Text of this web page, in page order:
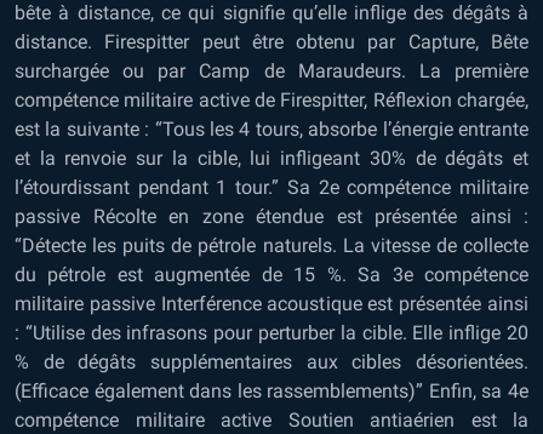
bête à distance, ce qui signifie qu’elle inflige des dégâts à
distance. Firespitter peut être obtenu par Capture, Bête
surchargée ou par Camp de Maraudeurs. La première
compétence militaire active de Firespitter, Réflexion chargée,
est la suivante : “Tous les 4 tours, absorbe l’énergie entrante
et la renvoie sur la cible, lui infligeant 30% de dégâts et
l’étourdissant pendant 1 tour.” Sa 2e compétence militaire
passive Récolte en zone étendue est présentée ainsi :
“Détecte les puits de pétrole naturels. La vitesse de collecte
du pétrole est augmentée de 15 %. Sa 3e compétence
militaire passive Interférence acoustique est présentée ainsi
: “Utilise des infrasons pour perturber la cible. Elle inflige 20
% de dégâts supplémentaires aux cibles désorientées.
(Efficace également dans les rassemblements)” Enfin, sa 4e
compétence militaire active Soutien antiaérien est la